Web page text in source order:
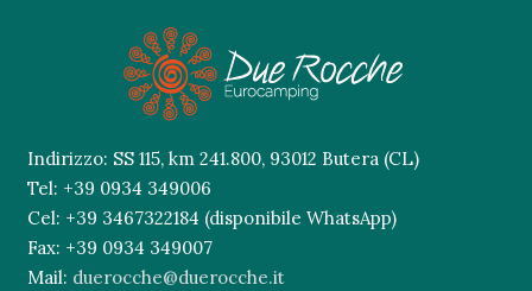
Indirizzo: SS 115, km 241.800, 93012 Butera (CL)
Tel: +39 0934 349006
Cel: +39 3467322184 (disponibile WhatsApp)
Fax: +39 0934 349007
Mail: duerocche@duerocche.it